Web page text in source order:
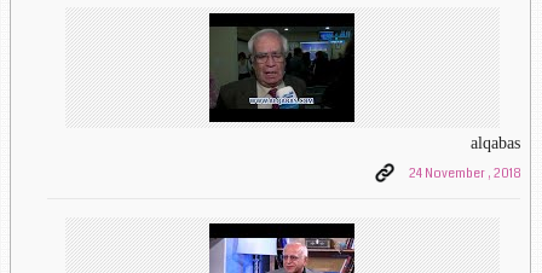
alqabas
24 November , 2018